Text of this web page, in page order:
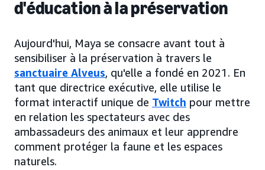
d'éducation à la préservation
Aujourd'hui, Maya se consacre avant tout à
sensibiliser à la préservation à travers le
sanctuaire Alveus, qu'elle a fondé en 2021. En
tant que directrice exécutive, elle utilise le
format interactif unique de Twitch pour mettre
en relation les spectateurs avec des
ambassadeurs des animaux et leur apprendre
comment protéger la faune et les espaces
naturels.